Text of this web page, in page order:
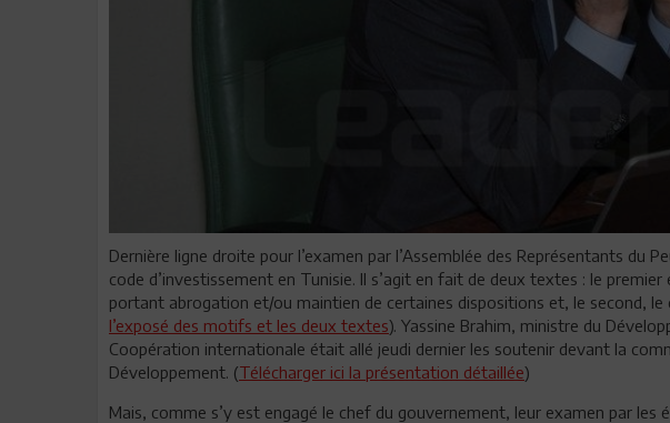
Dernière ligne droite pour l’examen par l’Assemblée des Représentants du
code d’investissement en Tunisie. Il s’agit en fait de deux textes : le
portant abrogation et/ou maintien de certaines dispositions et, le second, le
l’exposé des motifs et les deux textes). Yassine Brahim, ministre du
Coopération internationale était allé jeudi dernier les soutenir devant la
Développement. (Télécharger ici la présentation détaillée)
Mais, comme s’y est engagé le chef du gouvernement, leur examen par les